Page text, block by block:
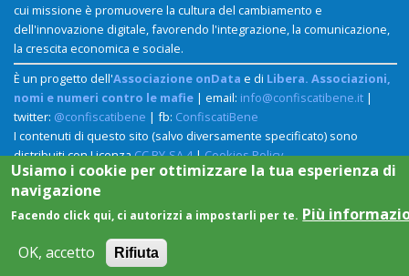
cui missione è promuovere la cultura del cambiamento e
dell'innovazione digitale, favorendo l'integrazione, la comunicazione,
la crescita economica e sociale.
È un progetto dell'Associazione onData e di Libera. Associazioni,
nomi e numeri contro le mafie | email: info@confiscatibene.it |
twitter: @confiscatibene | fb: ConfiscatiBene
I contenuti di questo sito (salvo diversamente specificato) sono
distribuiti con LicenzaCC BY-SA 4|Cookies Policy
Usiamo i cookie per ottimizzare la tua esperienza di
navigazione
Facendo click qui, ci autorizzi a impostarli per te. Più
OK, accetto
Rifiuta